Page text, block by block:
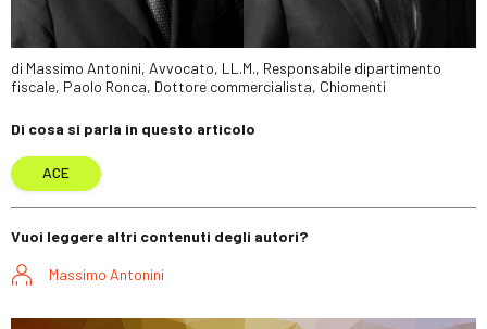
di Massimo Antonini, Avvocato, LL.M., Responsabile dipartimento
fiscale, Paolo Ronca, Dottore commercialista, Chiomenti
Di cosa si parla in questo articolo
ACE
Vuoi leggere altri contenuti degli autori?
Massimo Antonini